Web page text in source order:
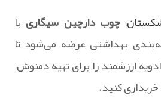
،چوب دارچین سیگاری با
بهداشتی عرضه می‌شود تا
ادویه ارزشمند را برای تهیه دمنوش،
کنید.